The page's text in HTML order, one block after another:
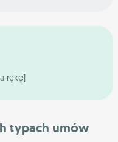
rękę]
typach umów